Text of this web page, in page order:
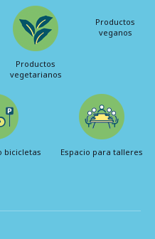
Productos
vegetarianos
Productos
veganos
bicicletas Espacio para talleres